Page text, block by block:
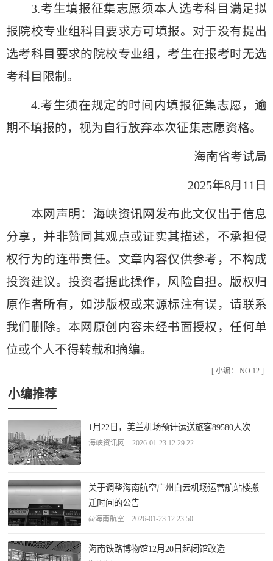
3.考生填报征集志愿须本人选考科目满足拟
报院校专业组科目要求方可填报。对于没有提出
选考科目要求的院校专业组，考生在报考时无选
考科目限制。
4.考生须在规定的时间内填报征集志愿，逾
期不填报的，视为自行放弃本次征集志愿资格。
海南省考试局
2025年8月11日
本网声明：海峡资讯网发布此文仅出于信息
分享，并非赞同其观点或证实其描述，不承担侵
权行为的连带责任。文章内容仅供参考，不构成
投资建议。投资者据此操作，风险自担。版权归
原作者所有，如涉版权或来源标注有误，请联系
我们删除。本网原创内容未经书面授权，任何单
位或个人不得转载和摘编。
[ 小编： NO 12 ]
小编推荐
1月22日，美兰机场预计运送旅客89580人次
海峡资讯网 2026-01-23 12:29:22
关于调整海南航空广州白云机场运营航站楼搬
迁时间的公告
@海南航空 2026-01-23 12:23:50
海南铁路博物馆12月20日起闭馆改造